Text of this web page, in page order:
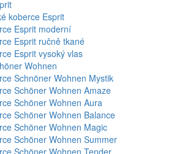
koberce Esprit
Esprit moderní
Esprit ručně tkané
Esprit vysoký vlas
Wohnen
Schnöner Wohnen Mystik
Schöner Wohnen Amaze
Schöner Wohnen Aura
Schöner Wohnen Balance
Schöner Wohnen Magic
Schöner Wohnen Summer